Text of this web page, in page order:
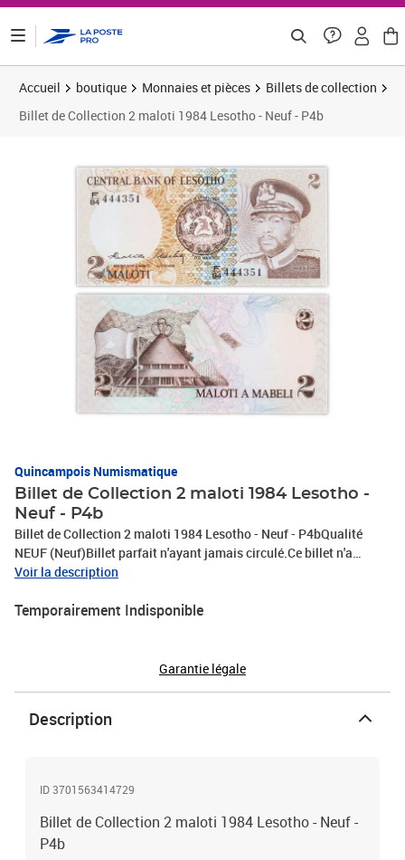
Accueil boutique Monnaies et pièces
Billets de collection
Billet de Collection 2 maloti 1984 Lesotho - Neuf - P4b
Quincampois Numismatique
Billet de Collection 2 maloti 1984 Lesotho -
Neuf - P4b
Billet de Collection 2 maloti 1984 Lesotho - Neuf - P4bQualité
NEUF (Neuf)Billet parfait n'ayant jamais circulé.Ce billet n'a
jamais été manipulé et ne présente pas trou d'épingle ni pliure.
Voir la description
Temporairement Indisponible
Garantie légale
Description
ID 3701563414729
Billet de Collection 2 maloti 1984 Lesotho - Neuf -
P4b